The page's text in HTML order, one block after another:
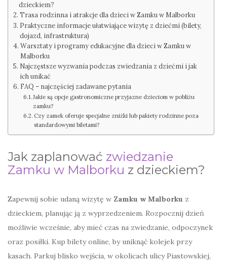
dzieckiem?
Trasa rodzinna i atrakcje dla dzieci w Zamku w Malborku
Praktyczne informacje ułatwiające wizytę z dziećmi (bilety,
dojazd, infrastruktura)
Warsztaty i programy edukacyjne dla dzieci w Zamku w
Malborku
Najczęstsze wyzwania podczas zwiedzania z dziećmi i jak
ich unikać
FAQ – najczęściej zadawane pytania
Jakie są opcje gastronomiczne przyjazne dzieciom w pobliżu
zamku?
Czy zamek oferuje specjalne zniżki lub pakiety rodzinne poza
standardowymi biletami?
Jak zaplanować zwiedzanie
Zamku w Malborku z dzieckiem?
Zapewnij sobie udaną wizytę w Zamku w Malborku z
dzieckiem, planując ją z wyprzedzeniem. Rozpocznij dzień
możliwie wcześnie, aby mieć czas na zwiedzanie, odpoczynek
oraz posiłki. Kup bilety online, by uniknąć kolejek przy
kasach. Parkuj blisko wejścia, w okolicach ulicy Piastowskiej,